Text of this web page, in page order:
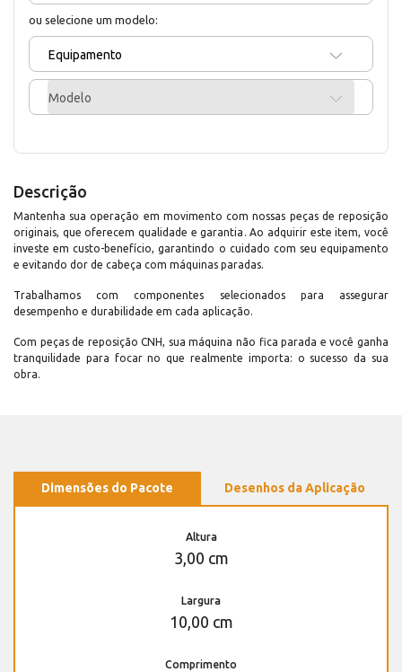
ou selecione um modelo:
Equipamento
Modelo
Descrição
Mantenha sua operação em movimento com nossas peças de reposição
originais, que oferecem qualidade e garantia. Ao adquirir este item, você
investe em custo-benefício, garantindo o cuidado com seu equipamento
e evitando dor de cabeça com máquinas paradas.
Trabalhamos com componentes selecionados para assegurar
desempenho e durabilidade em cada aplicação.
Com peças de reposição CNH, sua máquina não fica parada e você ganha
tranquilidade para focar no que realmente importa: o sucesso da sua
obra.
Dimensões do Pacote Desenhos da Aplicação
Altura
3,00 cm
Largura
10,00 cm
Comprimento